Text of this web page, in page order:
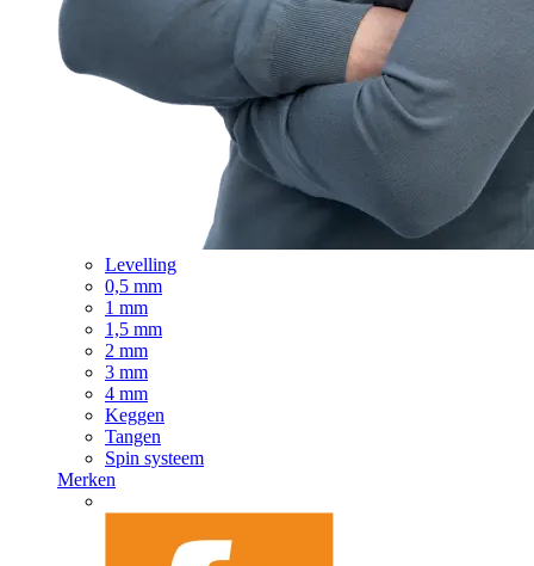
Levelling
0,5 mm
1 mm
1,5 mm
2 mm
3 mm
4 mm
Keggen
Tangen
Spin systeem
Merken